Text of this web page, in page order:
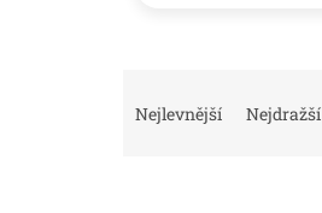
Nejlevnější Nejdražší